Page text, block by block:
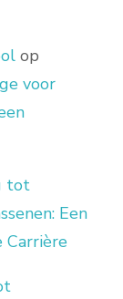
op
voor
tot
Een
Carrière